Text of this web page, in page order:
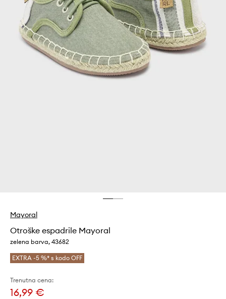
Mayoral
Otroške espadrile Mayoral
zelena barva, 43682
EXTRA -5 %* s kodo OFF
Trenutna cena:
16,99 €